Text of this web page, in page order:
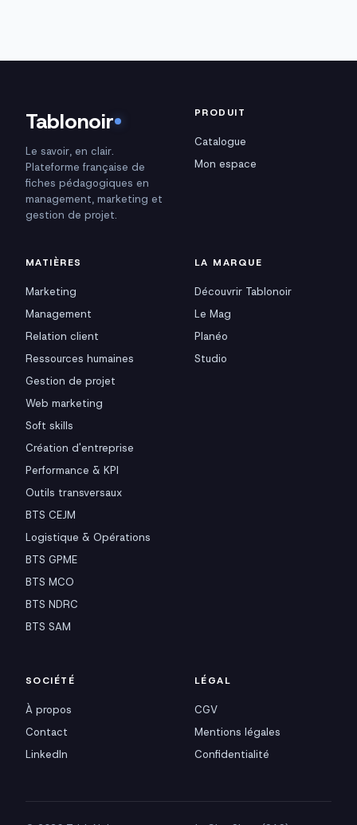
Tablonoir
Le savoir, en clair.
Plateforme française de
fiches pédagogiques en
management, marketing et
gestion de projet.
PRODUIT
Catalogue
Mon espace
MATIÈRES
Marketing
Management
Relation client
Ressources humaines
Gestion de projet
Web marketing
Soft skills
Création d'entreprise
Performance & KPI
Outils transversaux
BTS CEJM
Logistique & Opérations
BTS GPME
BTS MCO
BTS NDRC
BTS SAM
LA MARQUE
Découvrir Tablonoir
Le Mag
Planéo
Studio
SOCIÉTÉ
À propos
Contact
LinkedIn
LÉGAL
CGV
Mentions légales
Confidentialité